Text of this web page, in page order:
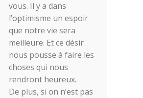
vous. Il y a dans
l’optimisme un espoir
que notre vie sera
meilleure. Et ce désir
nous pousse à faire les
choses qui nous
rendront heureux.
De plus, si on n’est pas